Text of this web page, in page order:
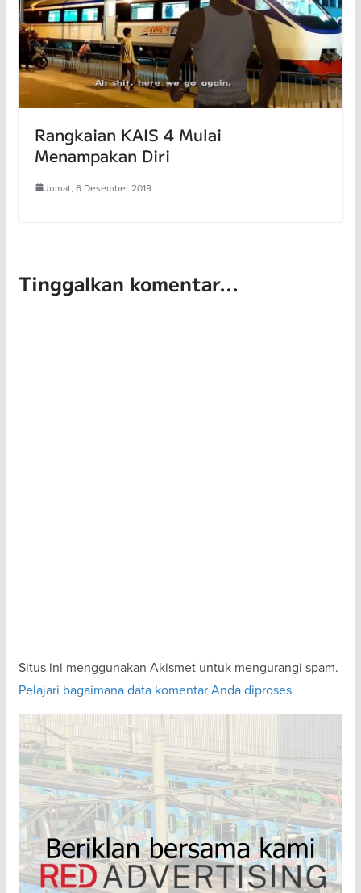
Rangkaian KAIS 4 Mulai
Menampakan Diri
Jumat, 6 Desember 2019
Tinggalkan komentar...
Situs ini menggunakan Akismet untuk mengurangi spam.
Pelajari bagaimana data komentar Anda diproses